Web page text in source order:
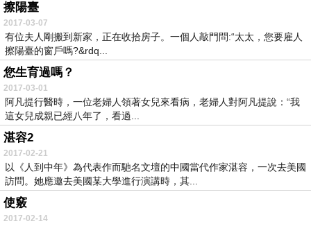
擦陽臺
2017-03-07
有位夫人剛搬到新家，正在收拾房子。一個人敲門問:“太太，您要雇人
擦陽臺的窗戶嗎?&rdq...
您生育過嗎？
2017-03-01
阿凡提行醫時，一位老婦人領著女兒來看病，老婦人對阿凡提說：“我
這女兒成親已經八年了，看過...
湛容2
2017-02-21
以《人到中年》為代表作而馳名文壇的中國當代作家湛容，一次去美國
訪問。她應邀去美國某大學進行演講時，其...
使竅
2017-02-14